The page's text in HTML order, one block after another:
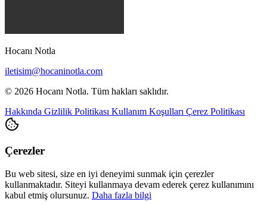
Hocanı Notla
iletisim@hocaninotla.com
© 2026 Hocanı Notla. Tüm hakları saklıdır.
Hakkında Gizlilik Politikası Kullanım Koşulları Çerez Politikası
Çerezler
Bu web sitesi, size en iyi deneyimi sunmak için çerezler
kullanmaktadır. Siteyi kullanmaya devam ederek çerez kullanımını
kabul etmiş olursunuz. Daha fazla bilgi